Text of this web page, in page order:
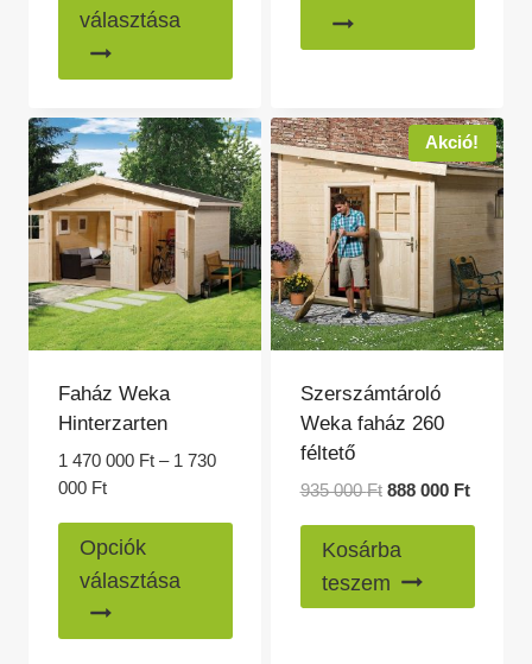
000 Ft
1
000 Ft
választása
több
van.
A
változatok
a
termékoldalon
választhatók
ki
1
több
A
ki
Faház Weka
Hinterzarten
1 470 000 Ft – 1 730
000 FtÁrtartomány:
470
000 Ft
1
Opciók
választása
terméknek
több
Akció!
Szerszámtároló
Weka faház 260
féltető
935 000Ft Original
was:
888 000 FtCurrent
Kosárba
teszem